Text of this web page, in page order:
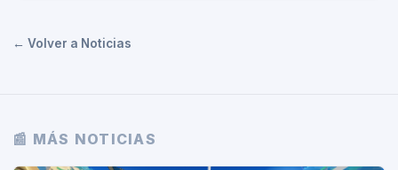
← Volver a Noticias
📰 MÁS NOTICIAS